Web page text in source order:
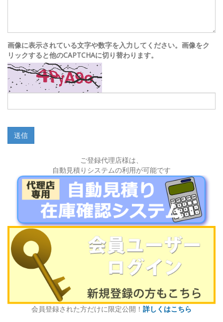
画像に表示されている文字や数字を入力してください。画像をク
リックすると他のCAPTCHAに切り替わります。
送信
ご登録代理店様は、
自動見積りシステムの利用が可能です
会員登録された方だけに限定公開！ 詳しくはこちら